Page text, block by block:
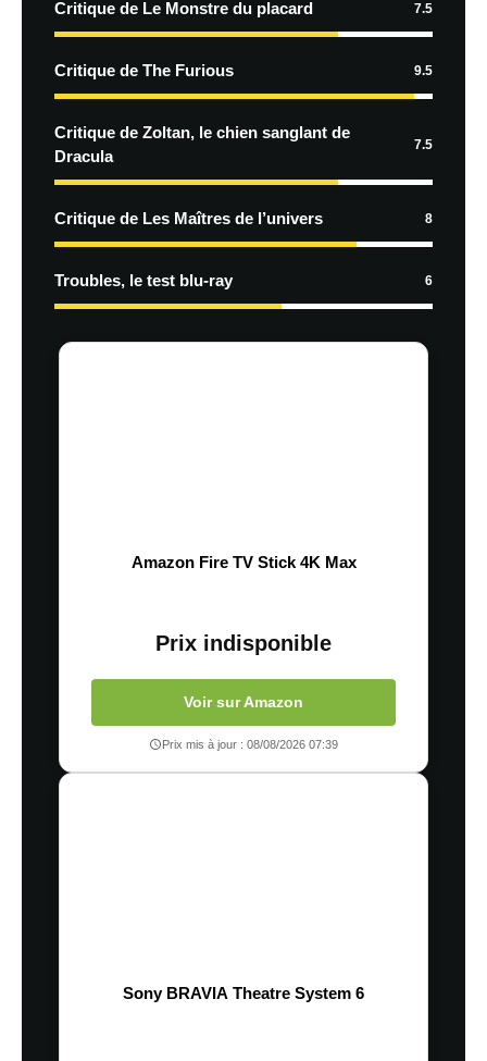
Critique de Le Monstre du placard 7.5
Critique de The Furious 9.5
Critique de Zoltan, le chien sanglant de
Dracula
7.5
Critique de Les Maîtres de l’univers 8
Troubles, le test blu-ray 6
Amazon Fire TV Stick 4K Max
Prix indisponible
Voir sur Amazon
Prix mis à jour : 08/08/2026 07:39
Sony BRAVIA Theatre System 6